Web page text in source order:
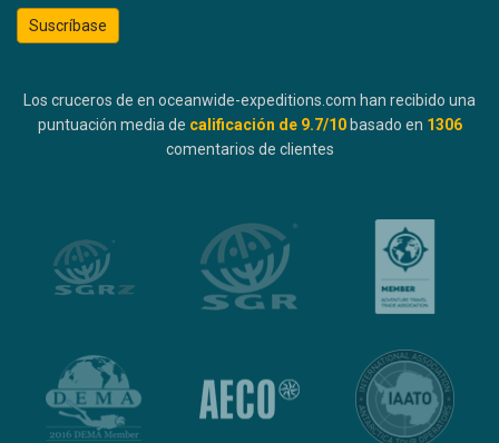
Suscríbase
Los cruceros de en oceanwide-expeditions.com han recibido una
puntuación media de calificación de 9.7/10 basado en 1306
comentarios de clientes